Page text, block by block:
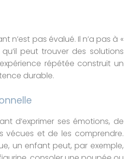
n’est pas évalué. Il n’a pas à «
peut trouver des solutions
répétée construit un
durable.
d’exprimer ses émotions, de
vécues et de les comprendre.
un enfant peut, par exemple,